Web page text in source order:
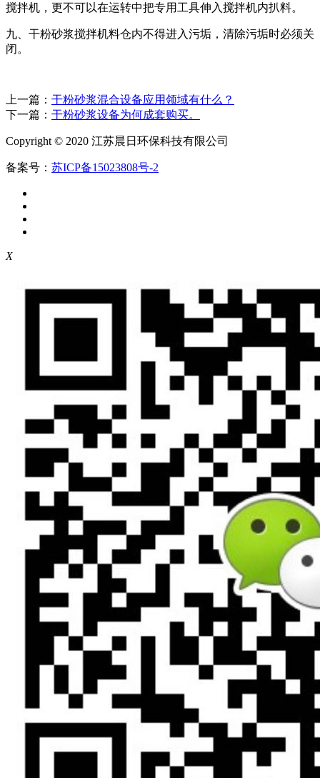
搅拌机，更不可以在运转中把专用工具伸入搅拌机内扒料。
九、干粉砂浆搅拌机料仓内不得进入污垢，清除污垢时必须关
闭。
上一篇： 干粉砂浆混合设备应用领域有什么？
下一篇： 干粉砂浆设备为何成套购买。
Copyright © 2020 江苏晨日环保科技有限公司
备案号： 苏ICP备15023808号-2
X